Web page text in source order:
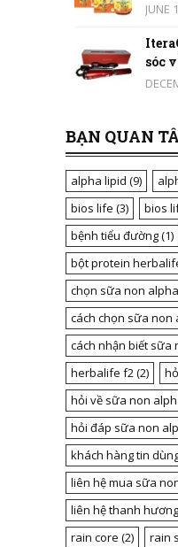
JUNE
sóc
BẠN QUAN
alpha lipid (9)
bios life (3) bios
bệnh tiểu đường(1)
bột protein
chọn sữa non
cách chọn sữa non
cách nhận biết sữa
herbalife f2(2)
hỏi về sữa non
hỏi đáp sữa non
khách hàng tin
liên hệ mua sữa
liên hệ thanh
rain core (2) rain